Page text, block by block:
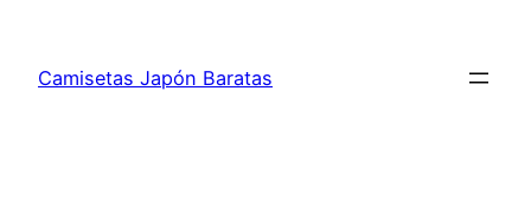
contenido
Camisetas Japón Baratas